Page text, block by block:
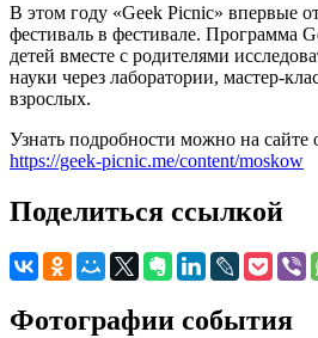
В этом году «Geek Picnic» впервые
фестиваль в фестивале. Программа
детей вместе с родителями
науки через лаборатории, мастер-
взрослых.
Узнать подробности можно на сайте
https://geek-picnic.me/content/moskow
Поделиться ссылкой
Фотографии события